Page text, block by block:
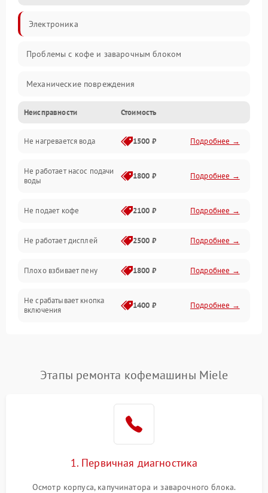
Электроника
Проблемы с кофе и заварочным блоком
Механические повреждения
Прочие неисправности
Включение и работа
Проблемы с водой
Проблемы с капучинатором и паром
Управление и электроника
Программное обеспечение
Неисправности Стоимость
Не нагревается вода 1500 ₽ Подробнее →
Не работает насос подачи
воды
1800 ₽ Подробнее →
Не подает кофе 2100 ₽ Подробнее →
Не работает дисплей 2500 ₽ Подробнее →
Плохо взбивает пену 1800 ₽ Подробнее →
Не срабатывает кнопка
включения
1400 ₽ Подробнее →
Постоянные сбои в работе 1500 ₽ Подробнее →
Этапы ремонта кофемашины Miele
1. Первичная диагностика
Осмотр корпуса, капучинатора и заварочного блока.